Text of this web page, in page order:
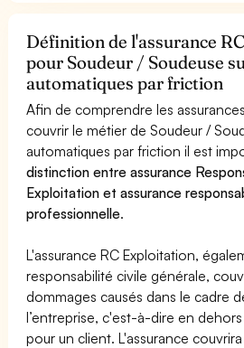
Définition de l'assurance
pour Soudeur / Soudeuse
automatiques par friction
Afin de comprendre les
couvrir le métier de Soudeur /
automatiques par friction il est
distinction entre assurance
Exploitation et assurance
professionnelle.
L'assurance RC Exploitation,
responsabilité civile générale,
dommages causés dans le cadre
l’entreprise, c'est-à-dire en
pour un client. L'assurance